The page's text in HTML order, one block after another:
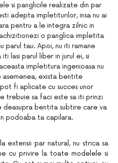
si panglicile realizate din par
adepta impletiturilor, insa nu ai
pentru a le integra zilnic in
o panglica impletita
parul tau. Apoi, nu iti ramane
lasi parul liber in jurul ei, si
impletitura ingenioasa nu
exista bentite
fi aplicate cu succes unor
trebuie sa faci este sa iti prinzi
deasupra bentita subtire care va
podoaba ta capilara.
extensii par natural, nu strica sa
cu privire la toate modelele si